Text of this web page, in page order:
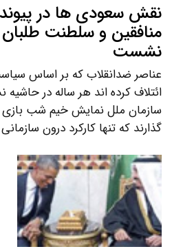
نقش سعودی ها در
منافقین و سلطنت
نشست
عناصر ضدانقلاب که بر اساس
ائتلاف کرده اند هر ساله در
سازمان ملل نمایش خیم شب بازی
گذارند که تنها کارکرد درون